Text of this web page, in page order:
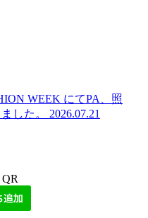
WEEK にてPA、照
した。
2026.07.21